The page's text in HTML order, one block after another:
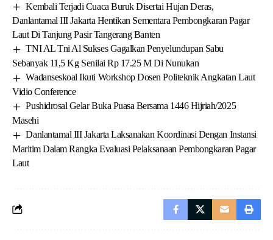
Kembali Terjadi Cuaca Buruk Disertai Hujan Deras,
Danlantamal III Jakarta Hentikan Sementara Pembongkaran Pagar
Laut Di Tanjung Pasir Tangerang Banten
TNI AL Tni Al Sukses Gagalkan Penyelundupan Sabu
Sebanyak 11,5 Kg Senilai Rp 17.25 M Di Nunukan
Wadanseskoal Ikuti Workshop Dosen Politeknik Angkatan Laut
Vidio Conference
Pushidrosal Gelar Buka Puasa Bersama 1446 Hijriah/2025
Masehi
Danlantamal III Jakarta Laksanakan Koordinasi Dengan Instansi
Maritim Dalam Rangka Evaluasi Pelaksanaan Pembongkaran Pagar
Laut